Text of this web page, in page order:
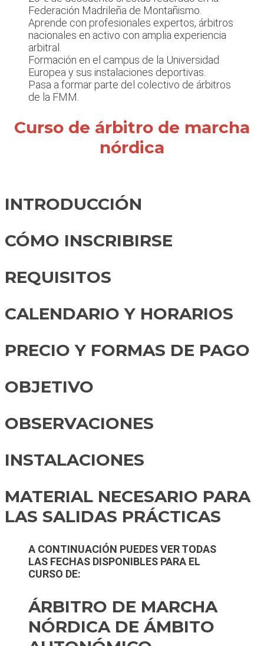
Federación Madrileña de Montañismo.
Aprende con profesionales expertos, árbitros
nacionales en activo con amplia experiencia
arbitral.
Formación en el campus de la Universidad
Europea y sus instalaciones deportivas.
Pasa a formar parte del colectivo de árbitros
de la FMM.
Curso de árbitro de marcha
nórdica
INTRODUCCIÓN
CÓMO INSCRIBIRSE
REQUISITOS
CALENDARIO Y HORARIOS
PRECIO Y FORMAS DE PAGO
OBJETIVO
OBSERVACIONES
INSTALACIONES
MATERIAL NECESARIO PARA
LAS SALIDAS PRÁCTICAS
A CONTINUACIÓN PUEDES VER TODAS
LAS FECHAS DISPONIBLES PARA EL
CURSO DE:
ÁRBITRO DE MARCHA
NÓRDICA DE ÁMBITO